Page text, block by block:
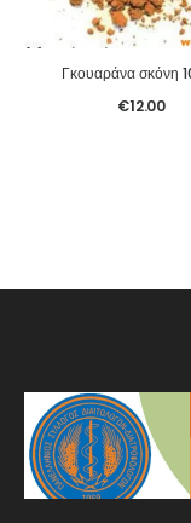
Γκουαράνα σκόνη
€12.00